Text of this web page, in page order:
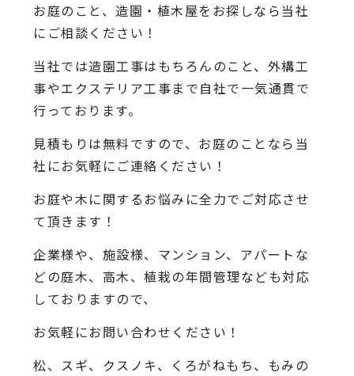
お庭のこと、造園・植木屋をお探しなら当社
にご相談ください！
当社では造園工事はもちろんのこと、外構工
事やエクステリア工事まで自社で一気通貫で
行っております。
見積もりは無料ですので、お庭のことなら当
社にお気軽にご連絡ください！
お庭や木に関するお悩みに全力でご対応させ
て頂きます！
企業様や、施設様、マンション、アパートな
どの庭木、高木、植栽の年間管理なども対応
しておりますので、
お気軽にお問い合わせください！
松、スギ、クスノキ、くろがねもち、もみの